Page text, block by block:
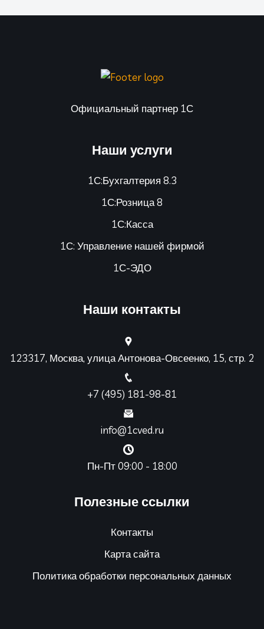
Официальный партнер 1С
Наши услуги
1С:Бухгалтерия 8.3
1С:Розница 8
1С:Касса
1С: Управление нашей фирмой
1С-ЭДО
Наши контакты
123317, Москва, улица Антонова-Овсеенко, 15, стр. 2
+7 (495) 181-98-81
info@1cved.ru
Пн-Пт 09:00 - 18:00
Полезные ссылки
Контакты
Карта сайта
Политика обработки персональных данных